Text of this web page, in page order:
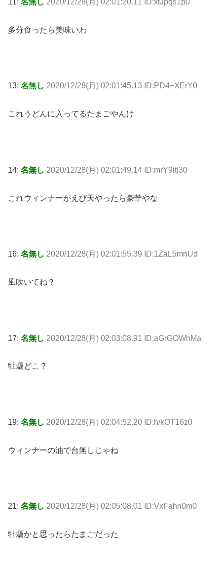
11: 名無し 2020/12/28(月) 02:01:20.11 ID:xtJpqs1p0
多分食ったら美味いわ
13: 名無し 2020/12/28(月) 02:01:45.13 ID:PD4+XErY0
これうどんに入ってるたまごやんけ
14: 名無し 2020/12/28(月) 02:01:49.14 ID:mrY9itI30
これウィンナーがえび天やったら豪華やな
16: 名無し 2020/12/28(月) 02:01:55.39 ID:1ZaL5mnUd
風吹いてね？
17: 名無し 2020/12/28(月) 02:03:08.91 ID:aGrGOWhMa
牡蠣どこ？
19: 名無し 2020/12/28(月) 02:04:52.20 ID:h/kOT16z0
ウィンナーの油で台無しじゃね
21: 名無し 2020/12/28(月) 02:05:08.01 ID:VxFahn0m0
牡蠣かと思ったらたまごだった